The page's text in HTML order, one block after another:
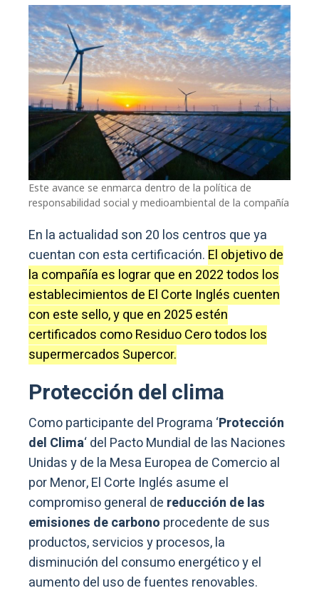
Este avance se enmarca dentro de la política de
responsabilidad social y medioambiental de la compañía
En la actualidad son 20 los centros que ya
cuentan con esta certificación. El objetivo de
la compañía es lograr que en 2022 todos los
establecimientos de El Corte Inglés cuenten
con este sello, y que en 2025 estén
certificados como Residuo Cero todos los
supermercados Supercor.
Protección del clima
Como participante del Programa ‘Protección
del Clima‘ del Pacto Mundial de las Naciones
Unidas y de la Mesa Europea de Comercio al
por Menor, El Corte Inglés asume el
compromiso general de reducción de las
emisiones de carbono procedente de sus
productos, servicios y procesos, la
disminución del consumo energético y el
aumento del uso de fuentes renovables.